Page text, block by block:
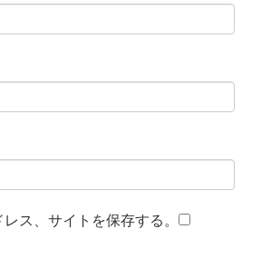
ス、サイトを保存する。